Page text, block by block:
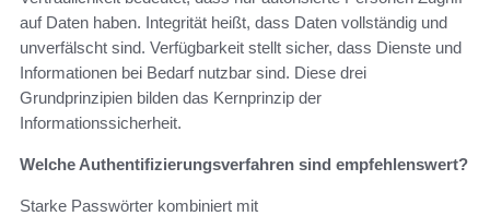
auf Daten haben. Integrität heißt, dass Daten vollständig und
unverfälscht sind. Verfügbarkeit stellt sicher, dass Dienste und
Informationen bei Bedarf nutzbar sind. Diese drei
Grundprinzipien bilden das Kernprinzip der
Informationssicherheit.
Welche Authentifizierungsverfahren sind empfehlenswert?
Starke Passwörter kombiniert mit